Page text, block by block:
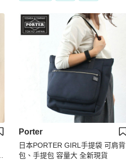
Porter
日本PORTER GIRL手提袋 可肩背
包、手提包 容量大 全新現貨